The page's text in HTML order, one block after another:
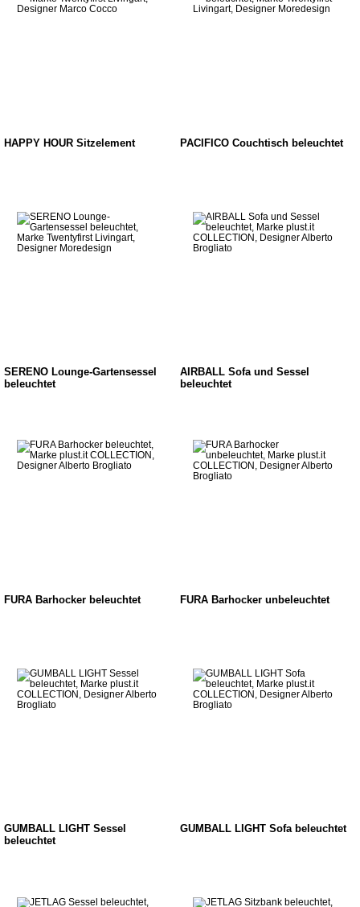
HAPPY HOUR Sitzelement PACIFICO Couchtisch beleuchtet
SERENO Lounge-Gartensessel
beleuchtet
AIRBALL Sofa und Sessel
beleuchtet
FURA Barhocker beleuchtet FURA Barhocker unbeleuchtet
GUMBALL LIGHT Sessel
beleuchtet
GUMBALL LIGHT Sofa beleuchtet